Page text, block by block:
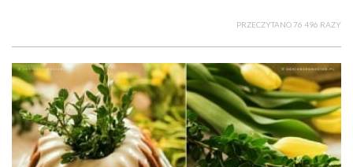
PRZECZYTANO 76 496 RAZY